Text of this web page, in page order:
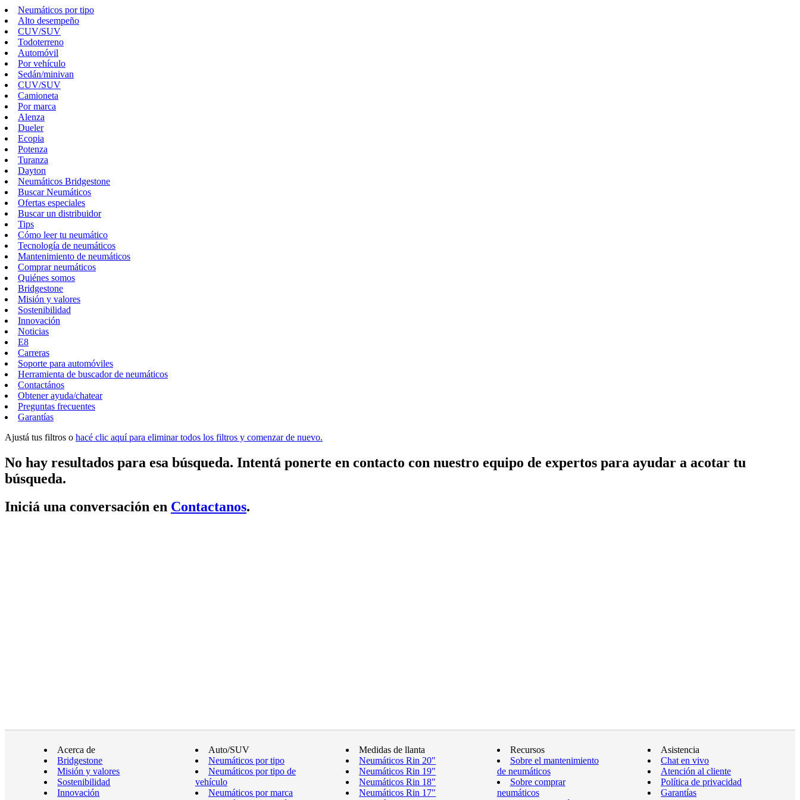
Neumáticos por tipo
Alto desempeño
CUV/SUV
Todoterreno
Automóvil
Por vehículo
Sedán/minivan
CUV/SUV
Camioneta
Por marca
Alenza
Dueler
Ecopia
Potenza
Turanza
Dayton
Neumáticos Bridgestone
Buscar Neumáticos
Ofertas especiales
Buscar un distribuidor
Tips
Cómo leer tu neumático
Tecnología de neumáticos
Mantenimiento de neumáticos
Comprar neumáticos
Quiénes somos
Bridgestone
Misión y valores
Sostenibilidad
Innovación
Noticias
E8
Carreras
Soporte para automóviles
Herramienta de buscador de neumáticos
Contactános
Obtener ayuda/chatear
Preguntas frecuentes
Garantías
Ajustá tus filtros o hacé clic aquí para eliminar todos los filtros y comenzar de nuevo.
No hay resultados para esa búsqueda. Intentá ponerte en contacto con nuestro equipo de expertos para ayudar a acotar tu
búsqueda.
Iniciá una conversación en Contactanos.
Acerca de
Bridgestone
Misión y valores
Sostenibilidad
Innovación
Auto/SUV
Neumáticos por tipo
Neumáticos por tipo de
vehículo
Neumáticos por marca
Medidas de llanta
Neumáticos Rin 20"
Neumáticos Rin 19"
Neumáticos Rin 18"
Neumáticos Rin 17"
Recursos
Sobre el mantenimiento
de neumáticos
Sobre comprar
neumáticos
Asistencia
Chat en vivo
Atención al cliente
Política de privacidad
Garantías